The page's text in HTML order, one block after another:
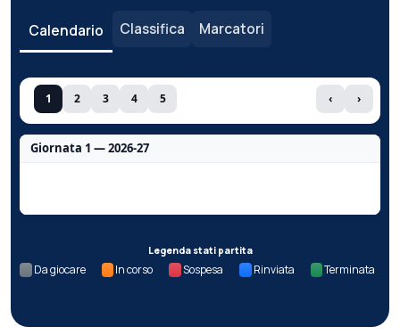
Calendario Classifica Marcatori
1 2 3 4 5 ‹ ›
Giornata 1 — 2026-27
Legenda stati partita
Da giocare In corso Sospesa Rinviata Terminata